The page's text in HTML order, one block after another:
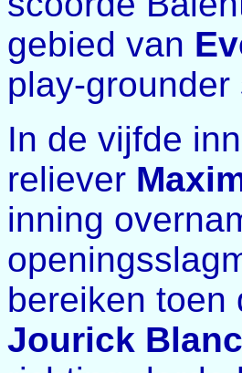
gebied van
play-
In de vijfde
reliever
inning
bereiken toen
Jourick